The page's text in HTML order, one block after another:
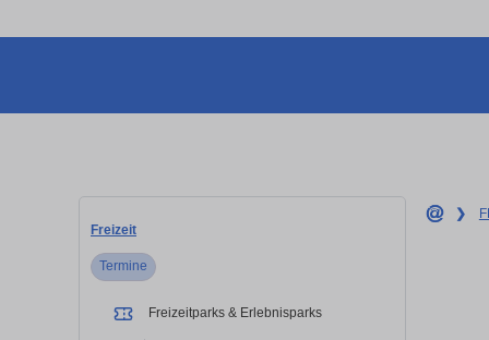
Freizeit
Termine
Freizeitparks & Erlebnisparks
❯